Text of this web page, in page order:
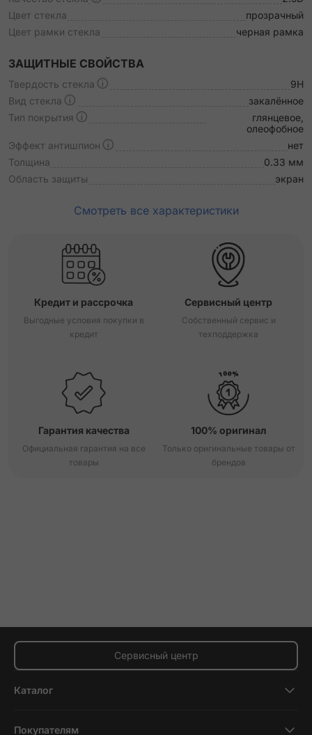
Цвет стекла
прозрачный
Цвет рамки стекла
черная рамка
ЗАЩИТНЫЕ СВОЙСТВА
Твердость стекла
9H
Вид стекла
закалённое
Тип покрытия
глянцевое,
олеофобное
Эффект антишпион
нет
Толщина
0.33 мм
Область защиты
экран
Смотреть все характеристики
Кредит и рассрочка
Выгодные условия покупки в
кредит
Сервисный центр
Собственный сервис и
техподдержка
Гарантия качества
Официальная гарантия на все
товары
100% оригинал
Только оригинальные товары от
брендов
Сервисный центр
Каталог
Покупателям